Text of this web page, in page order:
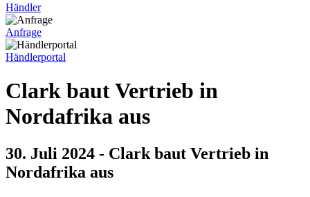
Händler
Anfrage
Händlerportal
Clark baut Vertrieb in
Nordafrika aus
30. Juli 2024 - Clark baut Vertrieb in
Nordafrika aus